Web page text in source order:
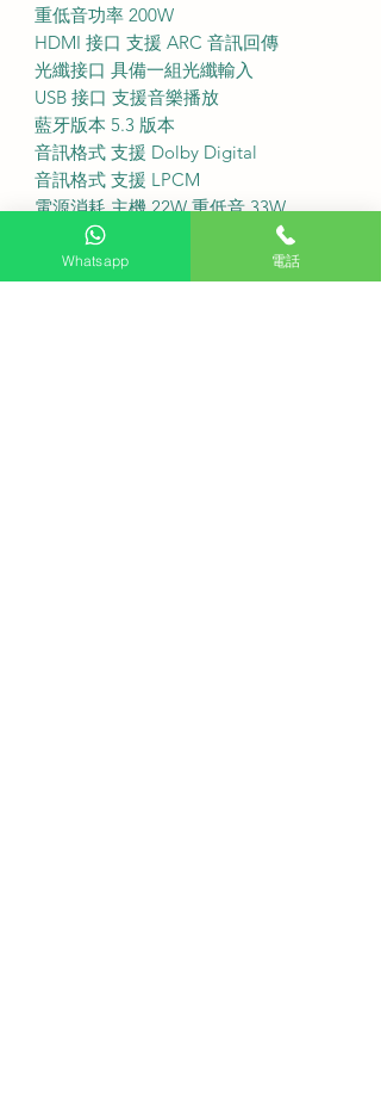
重低音功率 200W
HDMI 接口 支援 ARC 音訊回傳
光纖接口 具備一組光纖輸入
USB 接口 支援音樂播放
藍牙版本 5.3 版本
音訊格式 支援 Dolby Digital
音訊格式 支援 LPCM
電源消耗 主機 22W 重低音 33W
代理保養 提供官方售後保證
安裝服務 本產品不包安裝服務
Whatsapp 電話